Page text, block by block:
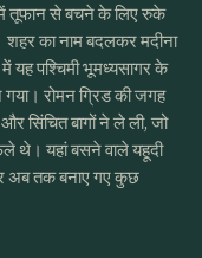
में तूफान से बचने के लिए रुके
शहर का नाम बदलकर मदीना
यह पश्चिमी भूमध्यसागर के
गया। रोमन ग्रिड की जगह
और सिंचित बागों ने ले ली, जो
थे। यहां बसने वाले यहूदी
अब तक बनाए गए कुछ